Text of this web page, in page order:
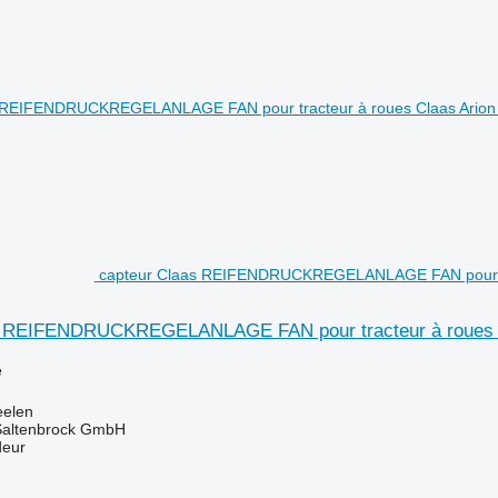
capteur Claas REIFENDRUCKREGELANLAGE FAN
FAN pour tracteur à
GmbH